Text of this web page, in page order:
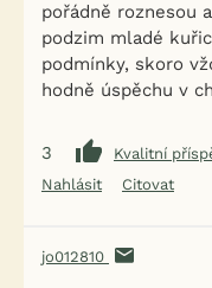
pořádně roznesou
podzim mladé
podmínky, skoro
hodně úspěchu v
3
Kvalitní
Nahlásit
Citovat
jo012810